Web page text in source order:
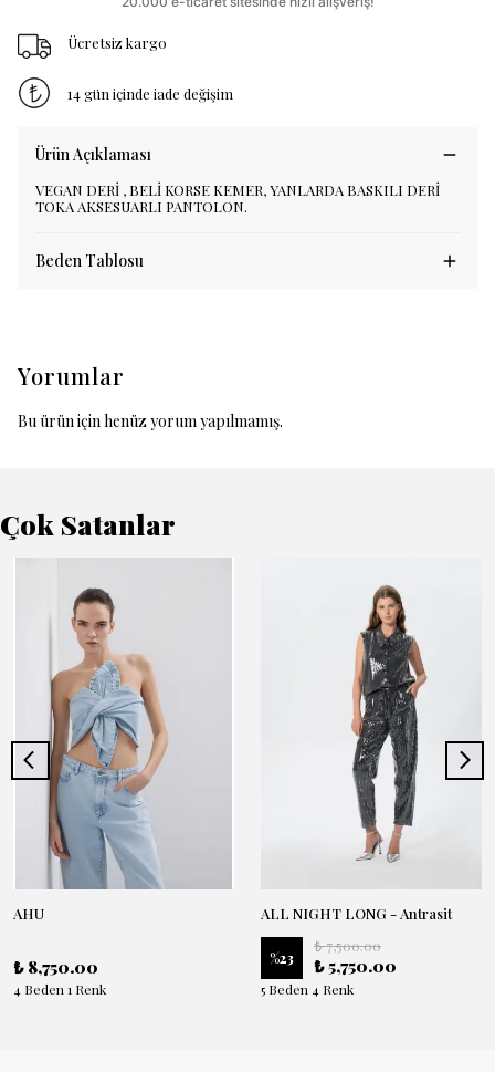
Ücretsiz kargo
14 gün içinde iade değişim
Ürün Açıklaması
VEGAN DERİ , BELİ KORSE KEMER, YANLARDA BASKILI DERİ
TOKA AKSESUARLI PANTOLON.
Beden Tablosu
Yorumlar
Bu ürün için henüz yorum yapılmamış.
Çok Satanlar
AHU
₺ 8,750.00
4 Beden 1 Renk
ALL NIGHT LONG - Antrasit
%23
₺ 7,500.00
₺ 5,750.00
5 Beden 4 Renk